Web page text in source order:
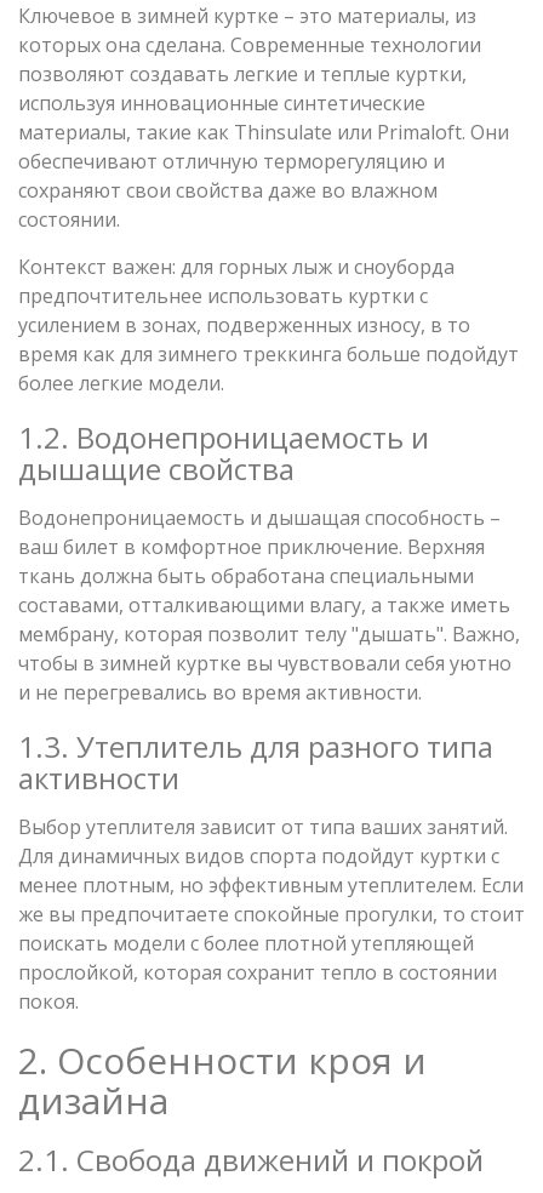
Ключевое в зимней куртке – это материалы, из
которых она сделана. Современные технологии
позволяют создавать легкие и теплые куртки,
используя инновационные синтетические
материалы, такие как Thinsulate или Primaloft. Они
обеспечивают отличную терморегуляцию и
сохраняют свои свойства даже во влажном
состоянии.
Контекст важен: для горных лыж и сноуборда
предпочтительнее использовать куртки с
усилением в зонах, подверженных износу, в то
время как для зимнего треккинга больше подойдут
более легкие модели.
1.2. Водонепроницаемость и
дышащие свойства
Водонепроницаемость и дышащая способность –
ваш билет в комфортное приключение. Верхняя
ткань должна быть обработана специальными
составами, отталкивающими влагу, а также иметь
мембрану, которая позволит телу "дышать". Важно,
чтобы в зимней куртке вы чувствовали себя уютно
и не перегревались во время активности.
1.3. Утеплитель для разного типа
активности
Выбор утеплителя зависит от типа ваших занятий.
Для динамичных видов спорта подойдут куртки с
менее плотным, но эффективным утеплителем. Если
же вы предпочитаете спокойные прогулки, то стоит
поискать модели с более плотной утепляющей
прослойкой, которая сохранит тепло в состоянии
покоя.
2. Особенности кроя и
дизайна
2.1. Свобода движений и покрой